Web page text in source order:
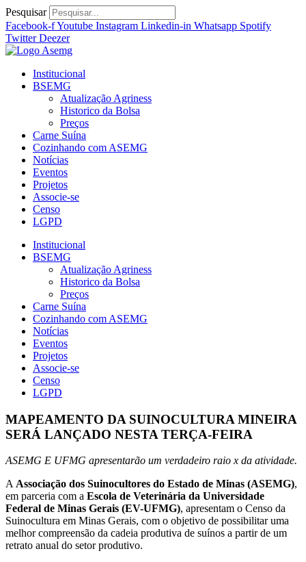
Ir
para
o
conteúdo
Pesquisar
Facebook-fYoutube Instagram Linkedin-in Whatsapp Spotify
Twitter Deezer
Institucional
BSEMG
Atualização Agriness
Historico da Bolsa
Preços
Carne Suína
Cozinhando com ASEMG
Notícias
Eventos
Projetos
Associe-se
Censo
LGPD
Institucional
BSEMG
Atualização Agriness
Historico da Bolsa
Preços
Carne Suína
Cozinhando com ASEMG
Notícias
Eventos
Projetos
Associe-se
Censo
LGPD
MAPEAMENTO DA SUINOCULTURA MINEIRA
SERÁ LANÇADO NESTA TERÇA-FEIRA
ASEMG E UFMG apresentarão um verdadeiro raio x da atividade.
AAssociação dos Suinocultores do Estado de Minas (ASEMG),
em parceria com a Escola de Veterinária da Universidade
Federal de Minas Gerais (EV-UFMG), apresentam o Censo da
Suinocultura em Minas Gerais, com o objetivo de possibilitar uma
melhor compreensão da cadeia produtiva de suínos a partir de um
retrato anual do setor produtivo.